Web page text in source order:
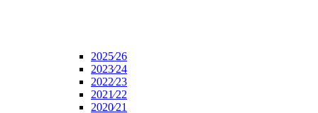
2025⁄26
2023⁄24
2022⁄23
2021⁄22
2020⁄21